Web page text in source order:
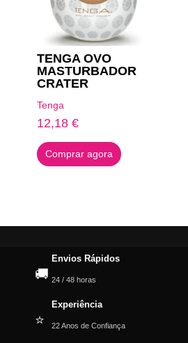
TENGA OVO
MASTURBADOR
CRATER
Tenga
12,18€
Comprar agora
🚚
Envios Rápidos
24 / 48 horas
⭐
Experiência
22 Anos de Confiança